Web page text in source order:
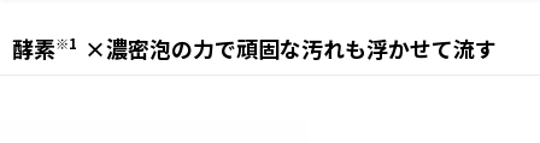
酵素※1 ×濃密泡の力で頑固な汚れも浮かせて流す